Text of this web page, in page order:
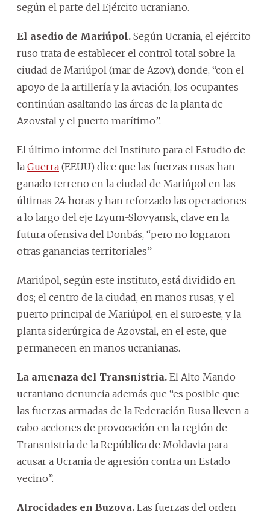
según el parte del Ejército ucraniano.
El asedio de Mariúpol. Según Ucrania, el ejército
ruso trata de establecer el control total sobre la
ciudad de Mariúpol (mar de Azov), donde, “con el
apoyo de la artillería y la aviación, los ocupantes
continúan asaltando las áreas de la planta de
Azovstal y el puerto marítimo”.
El último informe del Instituto para el Estudio de
la Guerra (EEUU) dice que las fuerzas rusas han
ganado terreno en la ciudad de Mariúpol en las
últimas 24 horas y han reforzado las operaciones
a lo largo del eje Izyum-Slovyansk, clave en la
futura ofensiva del Donbás, “pero no lograron
otras ganancias territoriales”
Mariúpol, según este instituto, está dividido en
dos; el centro de la ciudad, en manos rusas, y el
puerto principal de Mariúpol, en el suroeste, y la
planta siderúrgica de Azovstal, en el este, que
permanecen en manos ucranianas.
La amenaza del Transnistria. El Alto Mando
ucraniano denuncia además que “es posible que
las fuerzas armadas de la Federación Rusa lleven a
cabo acciones de provocación en la región de
Transnistria de la República de Moldavia para
acusar a Ucrania de agresión contra un Estado
vecino”.
Atrocidades en Buzova. Las fuerzas del orden